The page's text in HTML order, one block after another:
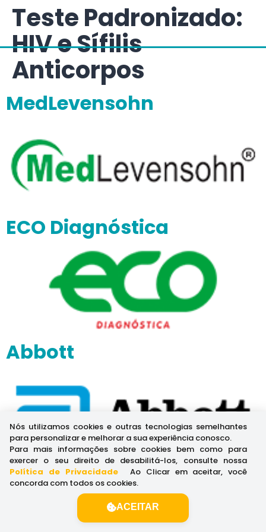
Teste Padronizado:
HIV e Sífilis
Anticorpos
MedLevensohn
ECO Diagnóstica
Abbott
Nós utilizamos cookies e outras tecnologias semelhantes
para personalizar e melhorar a sua experiência conosco.
Para mais informações sobre cookies bem como para
exercer o seu direito de desabilitá-los, consulte nossa
Política de Privacidade.
Ao Clicar em aceitar, você
concorda com todos os cookies.
ACEITAR